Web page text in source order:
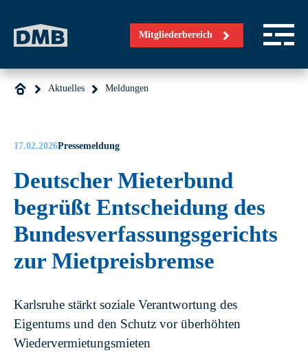
Mitgliederbereich
Aktuelles Meldungen
17.02.2026Pressemeldung
Deutscher Mieterbund
begrüßt Entscheidung des
Bundesverfassungsgerichts
zur Mietpreisbremse
Karlsruhe stärkt soziale Verantwortung des
Eigentums und den Schutz vor überhöhten
Wiedervermietungsmieten